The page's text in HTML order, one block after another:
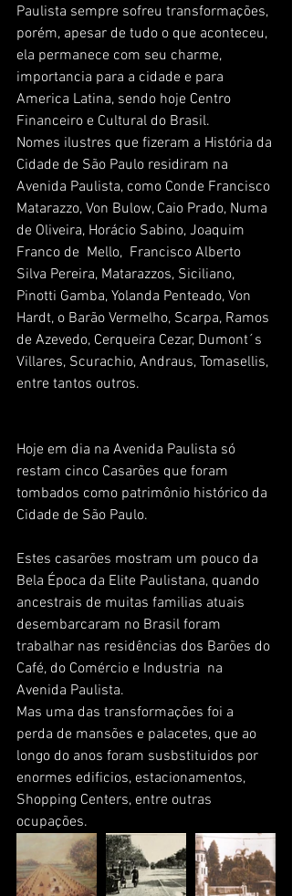
Paulista sempre sofreu transformações,
porém, apesar de tudo o que aconteceu,
ela permanece com seu charme,
importancia para a cidade e para
America Latina, sendo hoje Centro
Financeiro e Cultural do Brasil.
Nomes ilustres que fizeram a História da
Cidade de São Paulo residiram na
Avenida Paulista, como Conde Francisco
Matarazzo, Von Bulow, Caio Prado, Numa
de Oliveira, Horácio Sabino, Joaquim
Franco de  Mello,  Francisco Alberto
Silva Pereira, Matarazzos, Siciliano,
Pinotti Gamba, Yolanda Penteado, Von
Hardt, o Barão Vermelho, Scarpa, Ramos
de Azevedo, Cerqueira Cezar, Dumont´s
Villares, Scurachio, Andraus, Tomasellis,
entre tantos outros.
Hoje em dia na Avenida Paulista só
restam cinco Casarões que foram
tombados como patrimônio histórico da
Cidade de São Paulo.
Estes casarões mostram um pouco da
Bela Época da Elite Paulistana, quando
ancestrais de muitas familias atuais
desembarcaram no Brasil foram
trabalhar nas residências dos Barões do
Café, do Comércio e Industria  na
Avenida Paulista.
Mas uma das transformações foi a
perda de mansões e palacetes, que ao
longo do anos foram susbstituidos por
enormes edificios, estacionamentos,
Shopping Centers, entre outras
ocupações.